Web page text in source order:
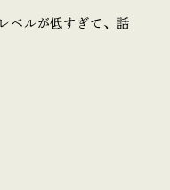
ベルが低すぎて、話